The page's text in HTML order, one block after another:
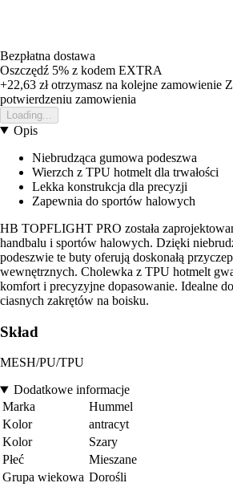
Bezpłatna dostawa
Oszczędź 5% z kodem EXTRA
+22,63 złotrzymasz na kolejne zamowienie
potwierdzeniu zamowienia
Loading...
Opis
Niebrudząca gumowa podeszwa
Wierzch z TPU hotmelt dla trwałości
Lekka konstrukcja dla precyzji
Zapewnia do sportów halowych
HB TOPFLIGHT PRO została
handbalu i sportów halowych. Dzięki
podeszwie te buty oferują doskonałą
wewnętrznych. Cholewka z TPU hotmelt
komfort i precyzyjne dopasowanie. Idealne
ciasnych zakrętów na boisku.
Skład
MESH/PU/TPU
Dodatkowe informacje
Marka
Hummel
Kolor
antracyt
Kolor
Szary
Płeć
Mieszane
Grupa wiekowa Dorośli